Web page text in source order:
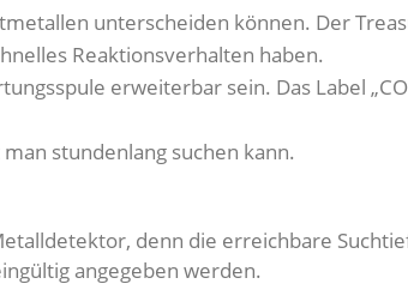
unterscheiden können. Der
Reaktionsverhalten haben.
erweiterbar sein. Das Label
stundenlang suchen kann.
denn die erreichbare
angegeben werden.